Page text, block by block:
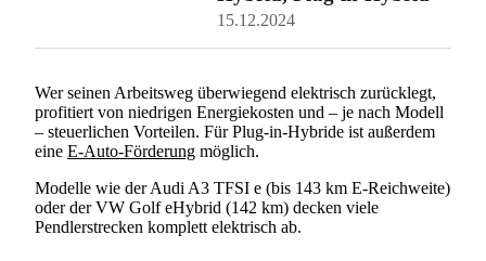
15.12.2024
Wer seinen Arbeitsweg überwiegend elektrisch zurücklegt,
profitiert von niedrigen Energiekosten und – je nach Modell
– steuerlichen Vorteilen. Für Plug-in-Hybride ist außerdem
eine E-Auto-Förderung möglich.
Modelle wie der Audi A3 TFSI e (bis 143 km E-Reichweite)
oder der VW Golf eHybrid (142 km) decken viele
Pendlerstrecken komplett elektrisch ab.